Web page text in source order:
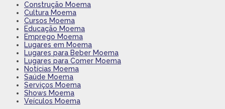
Construção Moema
Cultura Moema
Cursos Moema
Educação Moema
Emprego Moema
Lugares em Moema
Lugares para Beber Moema
Lugares para Comer Moema
Notícias Moema
Saúde Moema
Serviços Moema
Shows Moema
Veículos Moema